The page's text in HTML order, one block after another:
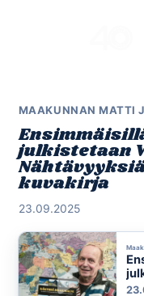
MAAKUNNAN MATTI
julkistetaan
kuvakirja
23.09.2025